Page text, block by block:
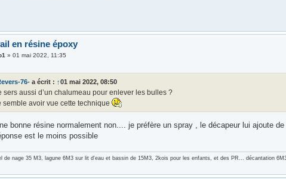
en résine époxy
»01 mai 2022, 11:35
76- a écrit : ↑01 mai 2022, 08:50
sers aussi d’un chalumeau pour enlever les bulles ?
semble avoir vue cette technique
bonne résine normalement non.... je préfère un spray , le décapeur lui ajoute
est le moins possible
de nage 35 M3, lagune 6M3 sur lit d'eau et bassin de 15M3, 2kois pour les enfants, et des PR... décantation